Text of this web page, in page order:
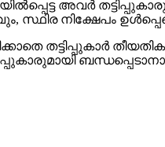
അവര്‍
നിക്ഷേപം
തട്ടിപ്പുകാര്‍